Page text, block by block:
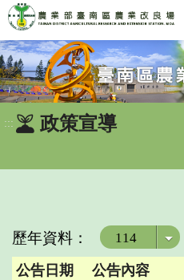
跳
到
主
要
內
塊
::: 政策宣導
歷年資料：
年度
公告日期 公告內容